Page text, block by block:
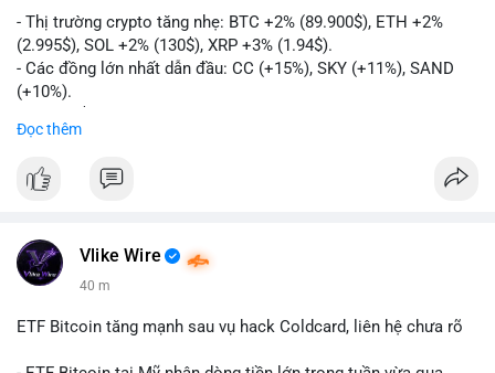
- Thị trường crypto tăng nhẹ: BTC +2% (89.900$), ETH +2%
(2.995$), SOL +2% (130$), XRP +3% (1.94$).
- Các đồng lớn nhất dẫn đầu: CC (+15%), SKY (+11%), SAND
(+10%).
hủy bỏ lệnh thuế EU.
và phân quyền Ethereum.
có sự đồng thuận hai đảng.
- Newrez xem xét Bitcoin và Ethereum trong việc xác định đủ
động.
Đọc thêm
Vlike Wire
40 m
ETF Bitcoin tăng mạnh sau vụ hack Coldcard, liên hệ chưa rõ